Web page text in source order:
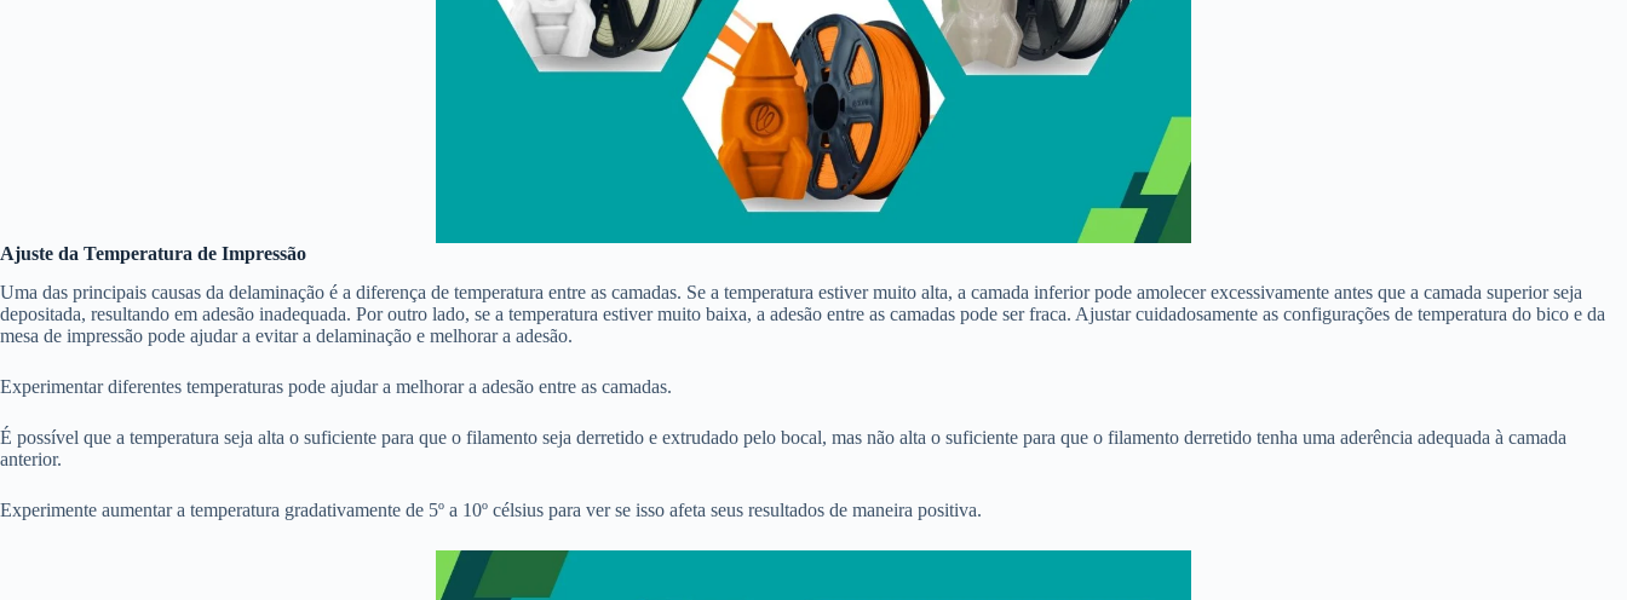
Ajuste da Temperatura de Impressão
Uma das principais causas da delaminação é a diferença de temperatura entre as camadas. Se a temperatura estiver muito alta, a camada inferior pode amolecer excessivamente antes que a camada superior seja
depositada, resultando em adesão inadequada. Por outro lado, se a temperatura estiver muito baixa, a adesão entre as camadas pode ser fraca. Ajustar cuidadosamente as configurações de temperatura do bico e da
mesa de impressão pode ajudar a evitar a delaminação e melhorar a adesão.
Experimentar diferentes temperaturas pode ajudar a melhorar a adesão entre as camadas.
É possível que a temperatura seja alta o suficiente para que o filamento seja derretido e extrudado pelo bocal, mas não alta o suficiente para que o filamento derretido tenha uma aderência adequada à camada
anterior.
Experimente aumentar a temperatura gradativamente de 5º a 10º célsius para ver se isso afeta seus resultados de maneira positiva.